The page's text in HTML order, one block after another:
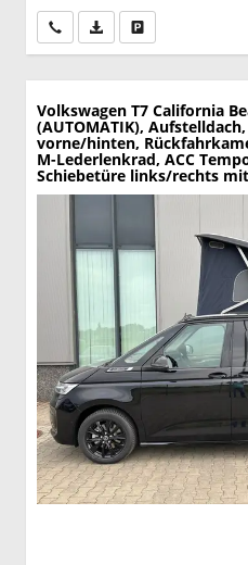
Wir rufen Sie an
PDF-Datei,
Volkswagen T7 California
(AUTOMATIK),
vorne/hinten,
M-Lederlenkrad, ACC
Schiebetüre links/rechts